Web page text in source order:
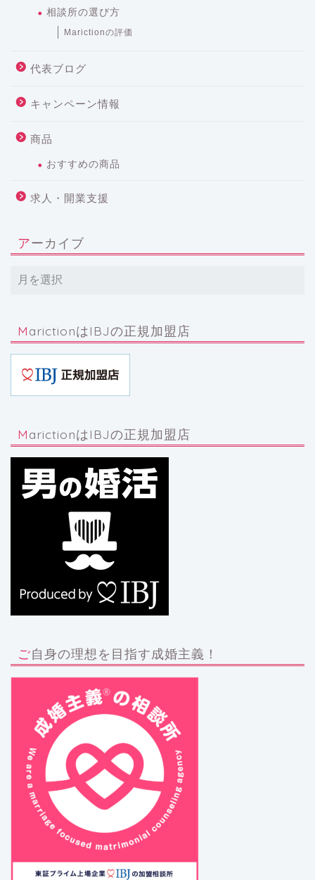
相談所の選び方
Marictionの評価
代表ブログ
キャンペーン情報
商品
おすすめの商品
求人・開業支援
アーカイブ
MarictionはIBJの正規加盟店
MarictionはIBJの正規加盟店
ご自身の理想を目指す成婚主義！